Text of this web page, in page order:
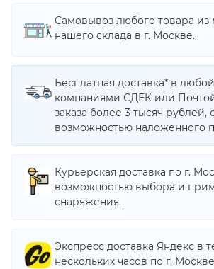
Самовывоз любого товара из
нашего склада в г. Москве.
Бесплатная доставка* в
компаниями СДЕК или
заказа более 3 тысяч рублей,
возможностью наложенного
Курьерская доставка по г.
возможностью выбора и
снаряжения.
Экспресс доставка Яндекс в
нескольких часов по г.